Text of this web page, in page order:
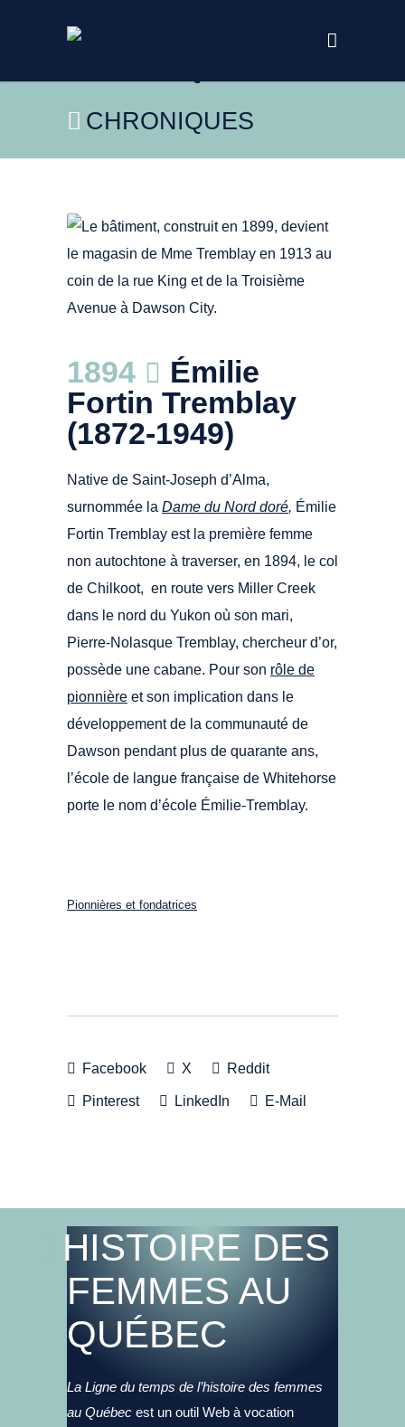
CHRONIQUES
Magasin de Mme Tremblay à Dawson City.
1894
Émilie
Fortin Tremblay
(1872-1949)
Native de Saint-Joseph d’Alma,
surnommée la Dame du Nord doré, Émilie
Fortin Tremblay est la première femme
non autochtone à traverser, en 1894, le col
de Chilkoot, en route vers Miller Creek
dans le nord du Yukon où son mari,
Pierre-Nolasque Tremblay, chercheur d’or,
possède une cabane. Pour son rôle de
pionnière et son implication dans le
développement de la communauté de
Dawson pendant plus de quarante ans,
l’école de langue française de Whitehorse
porte le nom d’école Émilie-Tremblay.
Pionnières et fondatrices
Facebook X Reddit
Pinterest LinkedIn E-Mail
HISTOIRE DES
FEMMES AU
QUÉBEC
La Ligne du temps de l’histoire des femmes
au Québec est un outil Web à vocation